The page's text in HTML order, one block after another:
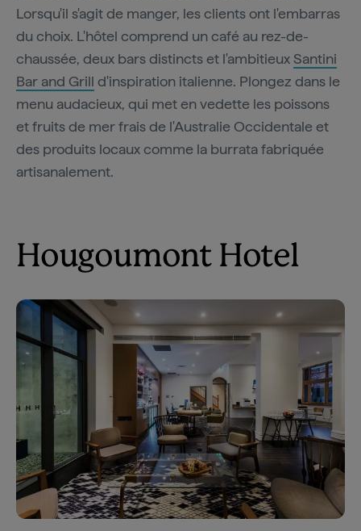
Lorsqu'il s'agit de manger, les clients ont l'embarras
du choix. L'hôtel comprend un café au rez-de-
chaussée, deux bars distincts et l'ambitieuxSantini
Bar and Grill d'inspiration italienne. Plongez dans le
menu audacieux, qui met en vedette les poissons
et fruits de mer frais de l'Australie Occidentale et
des produits locaux comme la burrata fabriquée
artisanalement.
Hougoumont Hotel